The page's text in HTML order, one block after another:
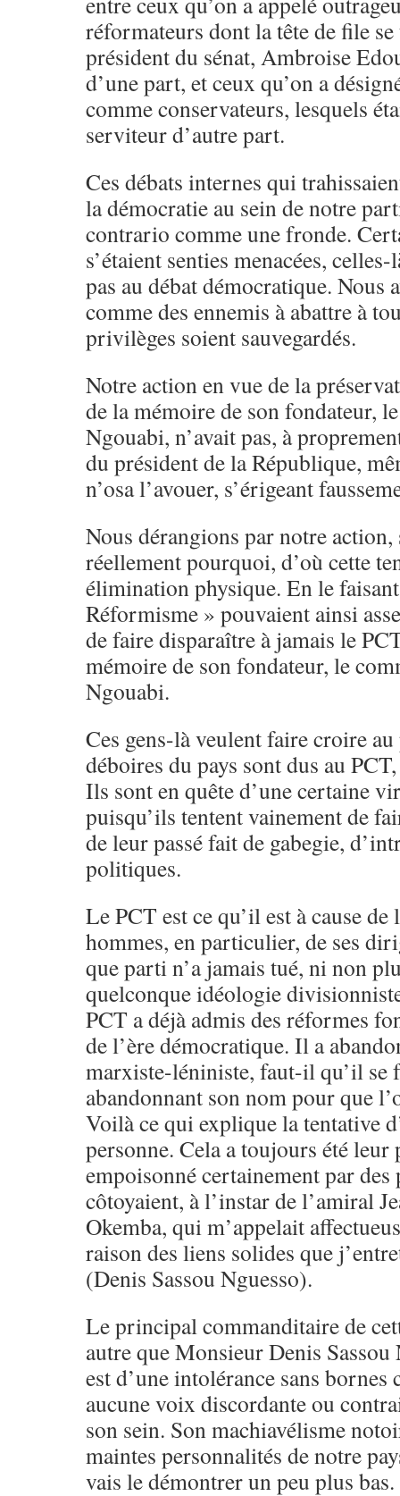
réformateurs dont la tête de file
président du sénat, Ambroise
d’une part, et ceux qu’on a
comme conservateurs, lesquels
serviteur d’autre part.
Ces débats internes qui
la démocratie au sein de notre
contrario comme une fronde.
s’étaient senties menacées,
pas au débat démocratique. Nous
comme des ennemis à abattre à
privilèges soient sauvegardés.
Notre action en vue de la
de la mémoire de son fondateur,
Ngouabi, n’avait pas, à
du président de la République,
n’osa l’avouer, s’érigeant
Nous dérangions par notre action,
réellement pourquoi, d’où cette
élimination physique. En le
Réformisme » pouvaient ainsi
de faire disparaître à jamais le
mémoire de son fondateur, le
Ngouabi.
Ces gens-là veulent faire croire
déboires du pays sont dus au
Ils sont en quête d’une certaine
puisqu’ils tentent vainement de
de leur passé fait de gabegie,
politiques.
Le PCT est ce qu’il est à cause de
hommes, en particulier, de ses
que parti n’a jamais tué, ni non
quelconque idéologie
PCT a déjà admis des réformes
de l’ère démocratique. Il a
marxiste-léniniste, faut-il qu’il se
abandonnant son nom pour que
Voilà ce qui explique la tentative
personne. Cela a toujours été leur
empoisonné certainement par des
côtoyaient, à l’instar de l’amiral
Okemba, qui m’appelait
raison des liens solides que
(Denis Sassou Nguesso).
Le principal commanditaire de
autre que Monsieur Denis
est d’une intolérance sans bornes
aucune voix discordante ou
son sein. Son machiavélisme
maintes personnalités de notre
vais le démontrer un peu plus bas.